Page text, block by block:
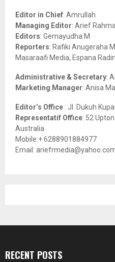
o
r
:
Editor in Chief: Amrullah
Managing Editor: Arief
Editors: Gemayudha M
Reporters: Rafiki Anugeraha
Masaraafi Media, Espana
Administrative & Secretary:
Marketing Manager: Anisa
Editor’s Office : Jl. Dukuh
Representatif Office: 52
Australia
Mobile:+ 6288901884977
Email:
RECENT POSTS